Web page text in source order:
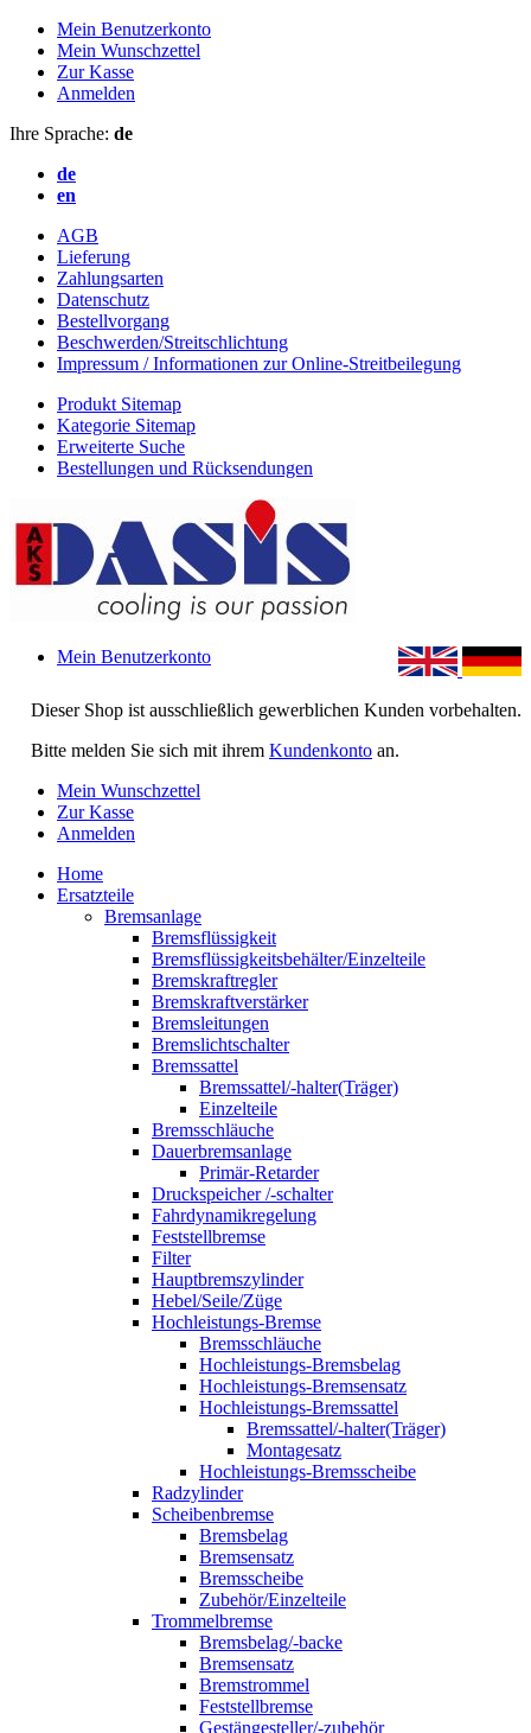
Mein Benutzerkonto
Mein Wunschzettel
Zur Kasse
Anmelden
Ihre Sprache: de
de
en
AGB
Lieferung
Zahlungsarten
Datenschutz
Bestellvorgang
Beschwerden/Streitschlichtung
Impressum / Informationen zur Online-Streitbeilegung
Produkt Sitemap
Kategorie Sitemap
Erweiterte Suche
Bestellungen und Rücksendungen
Dieser Shop ist ausschließlich gewerblichen Kunden vorbehalten.
Bitte melden Sie sich mit ihrem Kundenkonto an.
Mein Benutzerkonto
Mein Wunschzettel
Zur Kasse
Anmelden
Home
Ersatzteile
Bremsanlage
Bremsflüssigkeit
Bremsflüssigkeitsbehälter/Einzelteile
Bremskraftregler
Bremskraftverstärker
Bremsleitungen
Bremslichtschalter
Bremssattel
Bremssattel/-halter(Träger)
Einzelteile
Bremsschläuche
Dauerbremsanlage
Primär-Retarder
Druckspeicher /-schalter
Fahrdynamikregelung
Feststellbremse
Filter
Hauptbremszylinder
Hebel/Seile/Züge
Hochleistungs-Bremse
Bremsschläuche
Hochleistungs-Bremsbelag
Hochleistungs-Bremsensatz
Hochleistungs-Bremssattel
Bremssattel/-halter(Träger)
Montagesatz
Hochleistungs-Bremsscheibe
Radzylinder
Scheibenbremse
Bremsbelag
Bremsensatz
Bremsscheibe
Zubehör/Einzelteile
Trommelbremse
Bremsbelag/-backe
Bremsensatz
Bremstrommel
Feststellbremse
Gestängesteller/-zubehör